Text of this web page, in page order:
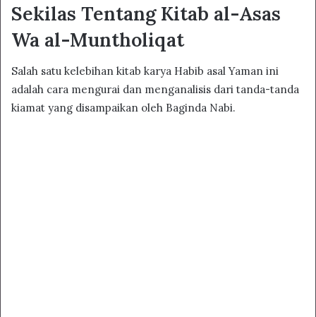
Sekilas Tentang Kitab al-Asas
Wa al-Muntholiqat
Salah satu kelebihan kitab karya Habib asal Yaman ini
adalah cara mengurai dan menganalisis dari tanda-tanda
kiamat yang disampaikan oleh Baginda Nabi.